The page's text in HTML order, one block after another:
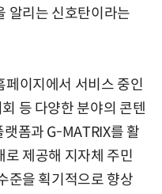
알리는 신호탄이라는
페이지에서 서비스 중인
등 다양한 분야의 콘텐
폼과 G-MATRIX를 활
제공해 지자체 주민
준을 획기적으로 향상